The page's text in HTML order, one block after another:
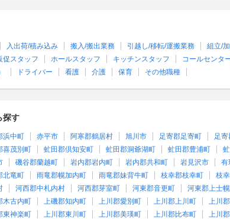
入出荷/積み込み 搬入/搬出業務 引越し/移転/運搬業務 組立/
促スタッフ ホールスタッフ キッチンスタッフ コールセンタ
ドライバー 看護 介護 保育 その他職種
探す
浜中町 赤平市 阿寒郡鶴居村 旭川市 足寄郡足寄町 足
喜茂別町 虻田郡倶知安町 虻田郡洞爺湖町 虻田郡豊浦町
磯谷郡蘭越町 岩内郡岩内町 岩内郡共和町 岩見沢市 有
北竜町 雨竜郡幌加内町 雨竜郡妹背牛町 枝幸郡枝幸町 枝
河西郡中札内村 河西郡芽室町 河東郡音更町 河東郡上士
木古内町 上磯郡知内町 上川郡愛別町 上川郡上川町 上川
東神楽町 上川郡東川町 上川郡美瑛町 上川郡比布町 上川